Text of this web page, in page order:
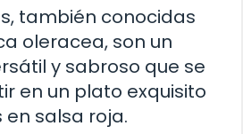
también conocidas
oleracea, son un
y sabroso que se
en un plato exquisito
salsa roja.